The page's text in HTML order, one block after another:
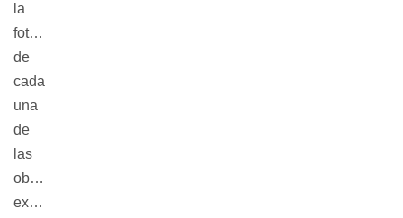
la
fotografía
de
cada
una
de
las
obras
exhibidas